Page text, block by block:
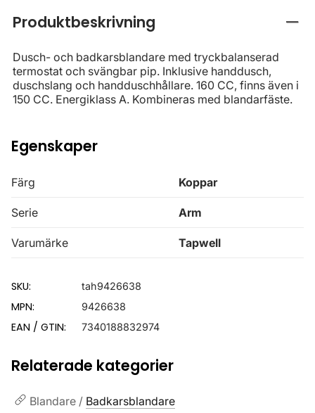
Produktbeskrivning
Dusch- och badkarsblandare med tryckbalanserad
termostat och svängbar pip. Inklusive handdusch,
duschslang och handduschhållare. 160 CC, finns även i
150 CC. Energiklass A. Kombineras med blandarfäste.
Egenskaper
Färg Koppar
Serie Arm
Varumärke Tapwell
SKU: tah9426638
MPN: 9426638
EAN / GTIN: 7340188832974
Relaterade kategorier
Blandare / Badkarsblandare